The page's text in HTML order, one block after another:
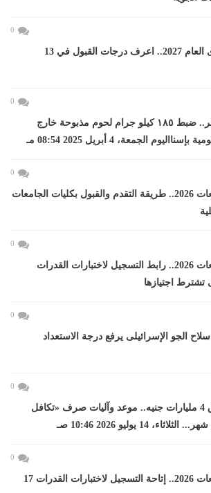
0
تنسيق الثانوى العام 2027.. اعرف درجات القبول في 13
0
بيطرى الأقصر.. ضبط ١٨٥ كيلو جرام لحوم مذبوحة خارج
الجمعة، 4 أبريل 2025 08:54 مـ
0
تنسيق الجامعات 2026.. طريقة التقدم والقبول بكليات الجامعات
0
تنسيق الجامعات 2026.. رابط التسجيل لاختبارات القدرات
تشترط اجتيازها
0
الجو الإسرائيلى يرفع درجة الاستعداد
0
بميزانية تفوق 4 مليارات جنيه.. موعد وآليات صرف «تكافل
14 يوليو 2026 10:46 صـ
0
تنسيق الجامعات 2026.. إتاحة التسجيل لاختبارات القدرات 17